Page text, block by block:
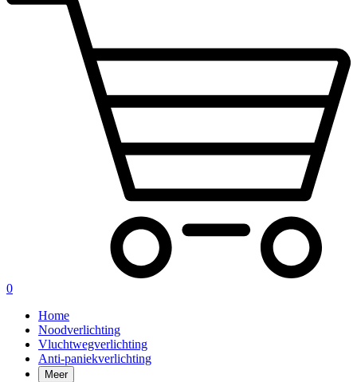
0
Home
Noodverlichting
Vluchtwegverlichting
Anti-paniekverlichting
Meer